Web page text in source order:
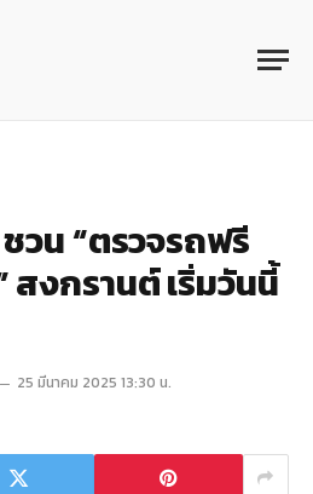
วน “ตรวจรถฟรี
งกรานต์ เริ่มวันนี้
25 มีนาคม 2025 13:30 น.